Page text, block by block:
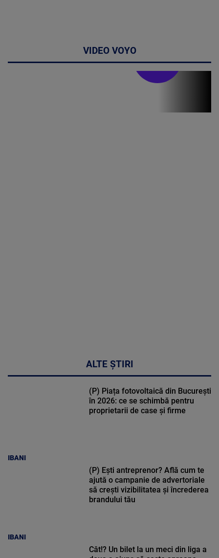
VIDEO VOYO
ALTE ȘTIRI
IBANI
(P) Piața fotovoltaică din București
în 2026: ce se schimbă pentru
proprietarii de case și firme
IBANI
(P) Ești antreprenor? Află cum te
ajută o campanie de advertoriale
să crești vizibilitatea și încrederea
brandului tău
Cât!? Un bilet la un meci din liga a